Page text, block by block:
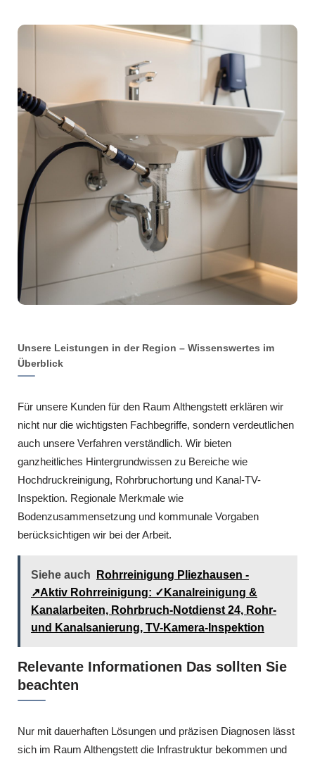
Unsere Leistungen in der Region – Wissenswertes im
Überblick
Für unsere Kunden für den Raum Althengstett erklären wir
nicht nur die wichtigsten Fachbegriffe, sondern verdeutlichen
auch unsere Verfahren verständlich. Wir bieten
ganzheitliches Hintergrundwissen zu Bereiche wie
Hochdruckreinigung, Rohrbruchortung und Kanal-TV-
Inspektion. Regionale Merkmale wie
Bodenzusammensetzung und kommunale Vorgaben
berücksichtigen wir bei der Arbeit.
Siehe auch
Rohrreinigung Pliezhausen -
↗️Aktiv Rohrreinigung: ✓Kanalreinigung &
Kanalarbeiten, Rohrbruch-Notdienst 24, Rohr-
und Kanalsanierung, TV-Kamera-Inspektion
Relevante Informationen Das sollten Sie
beachten
Nur mit dauerhaften Lösungen und präzisen Diagnosen lässt
sich im Raum Althengstett die Infrastruktur bekommen und